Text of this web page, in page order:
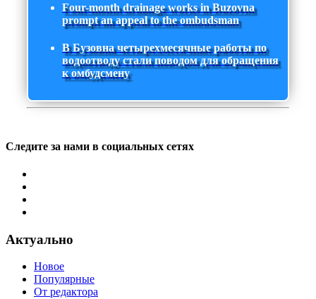
Four-month drainage works in Buzovna
prompt an appeal to the ombudsman
В Бузовна четырехмесячные работы по
водоотводу стали поводом для обращения
к омбудсмену
Следите за нами в социальных сетях
Актуально
Новое
Популярные
От редактора